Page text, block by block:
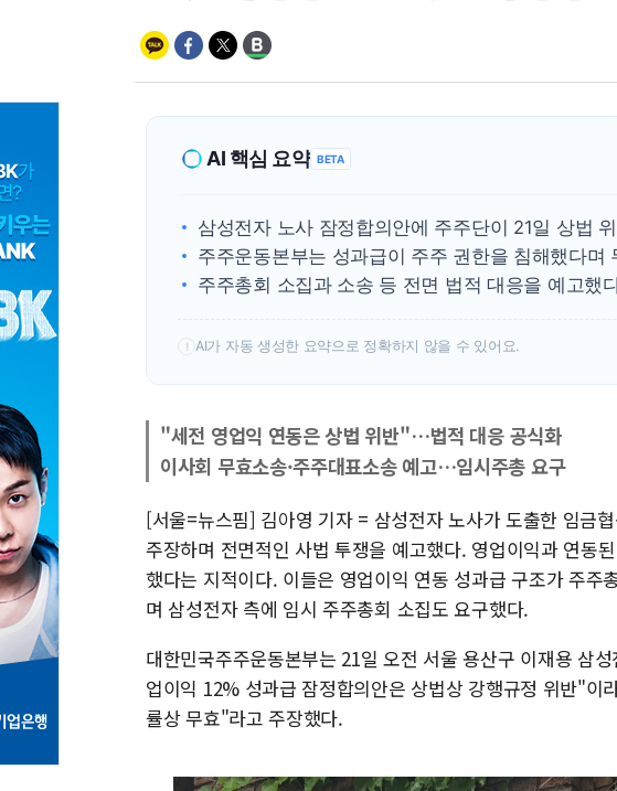
AI 핵심 요약 BETA
삼성전자 노사 잠정합의안에 주주단이 21일 상법
주주운동본부는 성과급이 주주 권한을 침해했다며
주주총회 소집과 소송 등 전면 법적 대응을 예고했
! AI가 자동 생성한 요약으로 정확하지 않을 수 있어요.
"세전 영업익 연동은 상법 위반"…법적 대응 공식화
이사회 무효소송·주주대표소송 예고…임시주총 요구
[서울=뉴스핌] 김아영 기자 = 삼성전자 노사가 도출한 임금
주장하며 전면적인 사법 투쟁을 예고했다. 영업이익과 연동
했다는 지적이다. 이들은 영업이익 연동 성과급 구조가 주주
며 삼성전자 측에 임시 주주총회 소집도 요구했다.
대한민국주주운동본부는 21일 오전 서울 용산구 이재용 삼
업이익 12% 성과급 잠정합의안은 상법상 강행규정 위반"이
률상 무효"라고 주장했다.